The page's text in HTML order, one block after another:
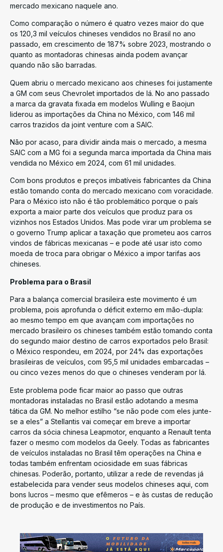
mercado mexicano naquele ano.
Como comparação o número é quatro vezes maior do que
os 120,3 mil veículos chineses vendidos no Brasil no ano
passado, em crescimento de 187% sobre 2023, mostrando o
quanto as montadoras chinesas ainda podem avançar
quando não são barradas.
Quem abriu o mercado mexicano aos chineses foi justamente
a GM com seus Chevrolet importados de lá. No ano passado
a marca da gravata fixada em modelos Wulling e Baojun
liderou as importações da China no México, com 146 mil
carros trazidos da joint venture com a SAIC.
Não por acaso, para dividir ainda mais o mercado, a mesma
SAIC com a MG foi a segunda marca importada da China mais
vendida no México em 2024, com 61 mil unidades.
Com bons produtos e preços imbatíveis fabricantes da China
estão tomando conta do mercado mexicano com voracidade.
Para o México isto não é tão problemático porque o país
exporta a maior parte dos veículos que produz para os
vizinhos nos Estados Unidos. Mas pode virar um problema se
o governo Trump aplicar a taxação que prometeu aos carros
vindos de fábricas mexicanas – e pode até usar isto como
moeda de troca para obrigar o México a impor tarifas aos
chineses.
Problema para o Brasil
Para a balança comercial brasileira este movimento é um
problema, pois aprofunda o déficit externo em mão-dupla:
ao mesmo tempo em que avançam com importações no
mercado brasileiro os chineses também estão tomando conta
do segundo maior destino de carros exportados pelo Brasil:
o México respondeu, em 2024, por 24% das exportações
brasileiras de veículos, com 95,5 mil unidades embarcadas –
ou cinco vezes menos do que o chineses venderam por lá.
Este problema pode ficar maior ao passo que outras
montadoras instaladas no Brasil estão adotando a mesma
tática da GM. No melhor estilho “se não pode com eles junte-
se a eles” a Stellantis vai começar em breve a importar
carros da sócia chinesa Leapmotor, enquanto a Renault tenta
fazer o mesmo com modelos da Geely. Todas as fabricantes
de veículos instaladas no Brasil têm operações na China e
todas também enfrentam ociosidade em suas fábricas
chinesas. Poderão, portanto, utilizar a rede de revendas já
estabelecida para vender seus modelos chineses aqui, com
bons lucros – mesmo que efêmeros – e às custas de redução
de produção e de investimentos no País.